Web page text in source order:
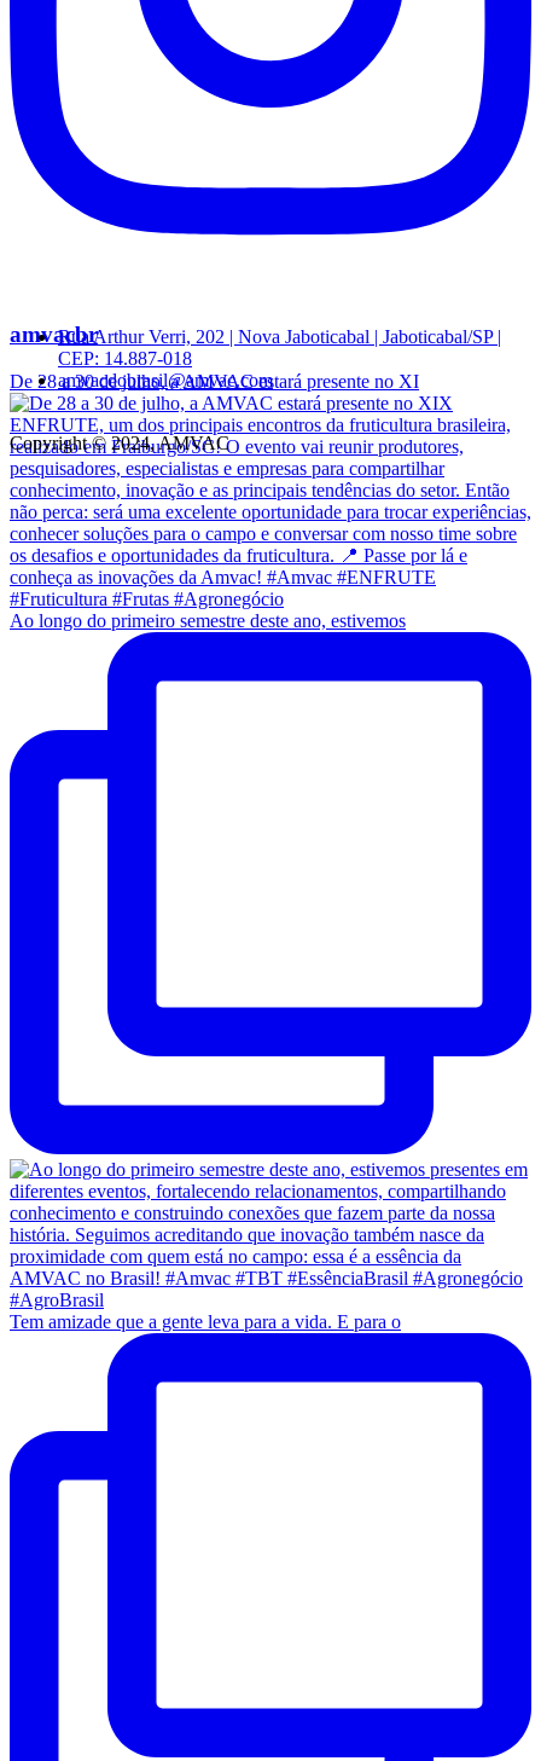
amvacbr
De 28 a 30 de julho, a AMVAC estará presente no XI
Ao longo do primeiro semestre deste ano, estivemos
Tem amizade que a gente leva para a vida. E para o
Rua Arthur Verri, 202 | Nova Jaboticabal | Jaboticabal/SP |
CEP: 14.887-018
amvacdobrasil@amvac.com
Copyright © 2024, AMVAC